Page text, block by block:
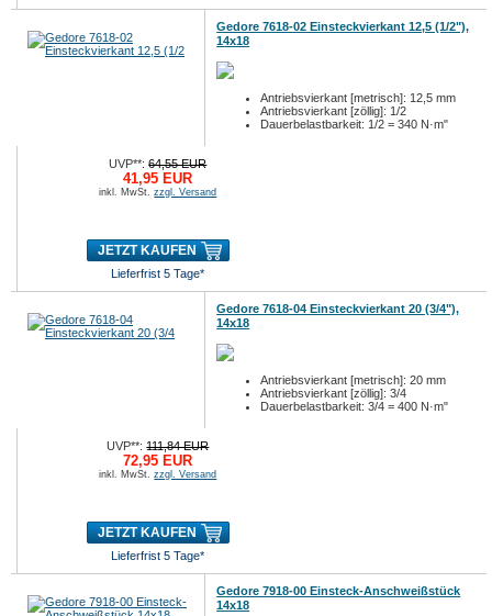
Gedore 7618-02 Einsteckvierkant 12,5 (1/2"),
14x18
Antriebsvierkant [metrisch]: 12,5 mm
Antriebsvierkant [zöllig]: 1/2
Dauerbelastbarkeit: 1/2 = 340 N·m"
UVP**:64,55 EUR
41,95 EUR
inkl. MwSt.zzgl. Versand
JETZT KAUFEN
Lieferfrist 5 Tage*
Gedore 7618-04 Einsteckvierkant 20 (3/4"),
14x18
Antriebsvierkant [metrisch]: 20 mm
Antriebsvierkant [zöllig]: 3/4
Dauerbelastbarkeit: 3/4 = 400 N·m"
UVP**:111,84 EUR
72,95 EUR
inkl. MwSt.zzgl. Versand
JETZT KAUFEN
Lieferfrist 5 Tage*
Gedore 7918-00 Einsteck-Anschweißstück
14x18